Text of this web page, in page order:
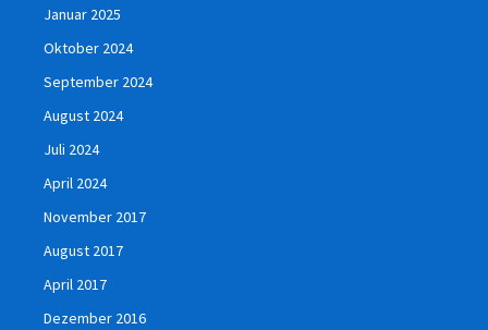
Januar 2025
Oktober 2024
September 2024
August 2024
Juli 2024
April 2024
November 2017
August 2017
April 2017
Dezember 2016